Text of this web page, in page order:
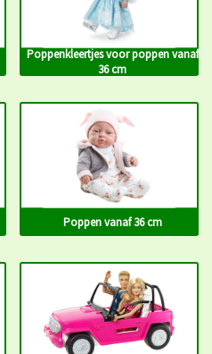
Poppenkleertjes voor poppen vanaf
36 cm
Poppen vanaf 36 cm